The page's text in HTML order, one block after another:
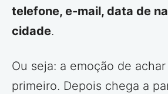
telefone, e-mail, data de
cidade.
Ou seja: a emoção de
primeiro. Depois chega a